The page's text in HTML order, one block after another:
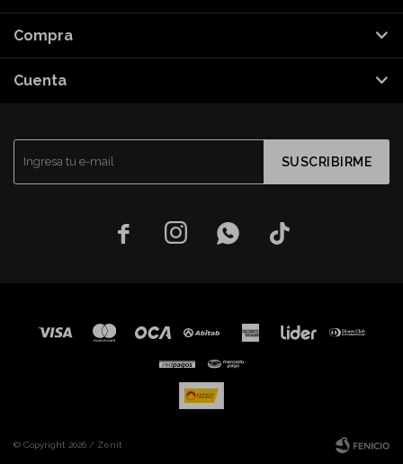
SUSCRIBIRME
   
Compra
Cuenta
© Copyright 2026 / Zenit